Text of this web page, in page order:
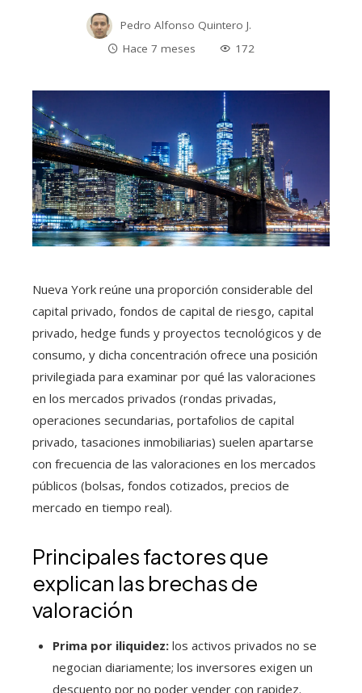
Pedro Alfonso Quintero J.
Hace 7 meses
172
Nueva York reúne una proporción considerable del
capital privado, fondos de capital de riesgo, capital
privado, hedge funds y proyectos tecnológicos y de
consumo, y dicha concentración ofrece una posición
privilegiada para examinar por qué las valoraciones
en los mercados privados (rondas privadas,
operaciones secundarias, portafolios de capital
privado, tasaciones inmobiliarias) suelen apartarse
con frecuencia de las valoraciones en los mercados
públicos (bolsas, fondos cotizados, precios de
mercado en tiempo real).
Principales factores que
explican las brechas de
valoración
Prima por iliquidez: los activos privados no se
negocian diariamente; los inversores exigen un
descuento por no poder vender con rapidez.